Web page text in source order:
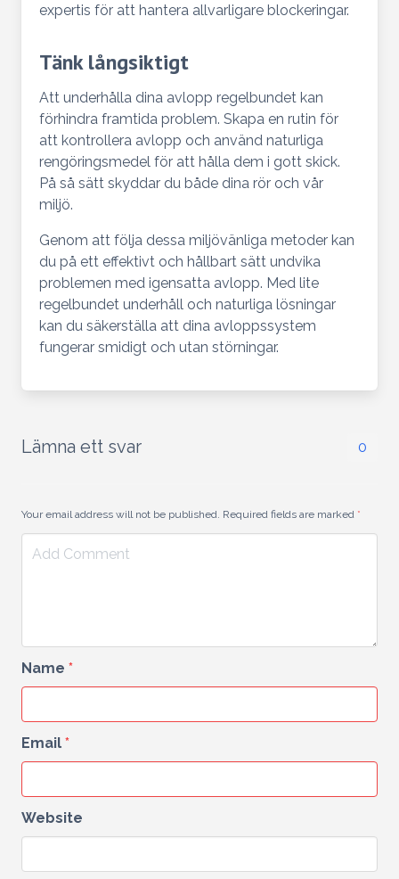
expertis för att hantera allvarligare blockeringar.
Tänk långsiktigt
Att underhålla dina avlopp regelbundet kan
förhindra framtida problem. Skapa en rutin för
att kontrollera avlopp och använd naturliga
rengöringsmedel för att hålla dem i gott skick.
På så sätt skyddar du både dina rör och vår
miljö.
Genom att följa dessa miljövänliga metoder kan
du på ett effektivt och hållbart sätt undvika
problemen med igensatta avlopp. Med lite
regelbundet underhåll och naturliga lösningar
kan du säkerställa att dina avloppssystem
fungerar smidigt och utan störningar.
Lämna ett svar 0
Your email address will not be published. Required fields are marked *
Name *
Email *
Website